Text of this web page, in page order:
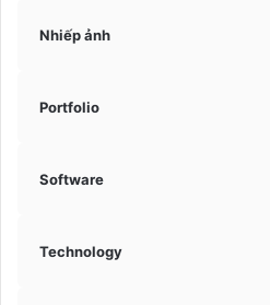
Nhiếp ảnh
Portfolio
Software
Technology